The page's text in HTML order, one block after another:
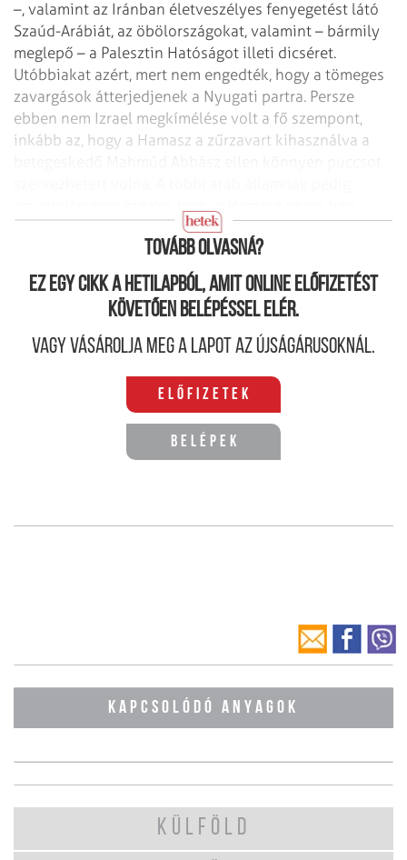
–, valamint az Iránban életveszélyes fenyegetést látó
Szaúd-Arábiát, az öbölországokat, valamint – bármily
meglepő – a Palesztin Hatóságot illeti dicséret.
Utóbbiakat azért, mert nem engedték, hogy a tömeges
zavargások átterjedjenek a Nyugati partra. Persze
ebben nem Izrael megkímélése volt a fő szempont,
inkább az, hogy a Hamasz a zűrzavart kihasználva a
befolyása erősödjön a palesztinok között.
Tovább olvasná?
Ez egy cikk a hetilapból, amit online előfizetést
követően belépéssel elér.
Vagy vásárolja meg a lapot az újságárusoknál.
Előfizetek
Belépek
KAPCSOLÓDÓ ANYAGOK
KÜLFÖLD